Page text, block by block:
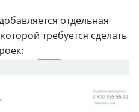
отдельная
требуется сделать